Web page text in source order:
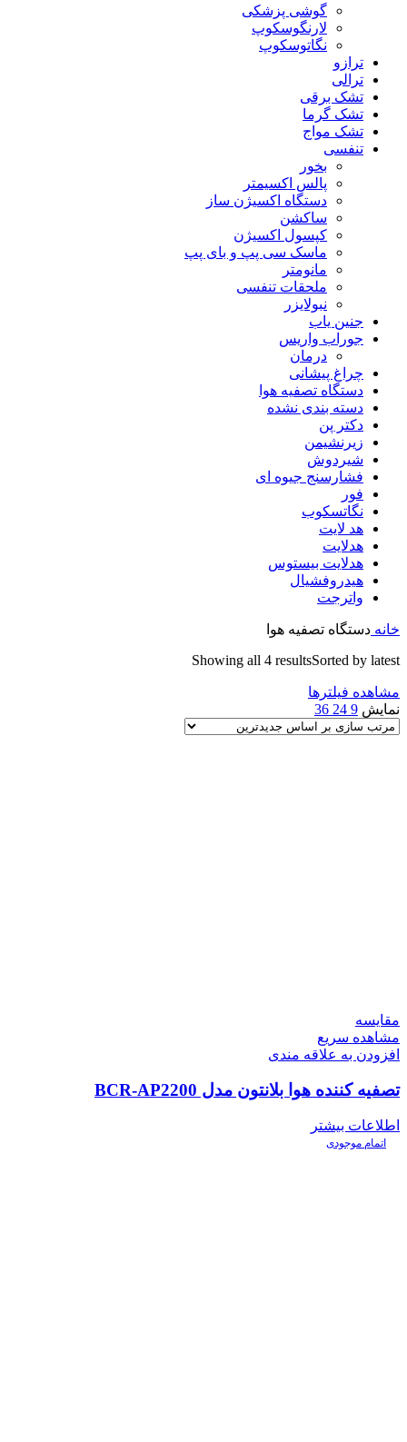
گوشی پزشکی
لارنگوسکوپ
نگاتوسکوپ
ترازو
ترالی
تشک برقی
تشک گرما
تشک مواج
تنفسی
بخور
پالس اکسیمتر
دستگاه اکسیژن ساز
ساکشن
کپسول اکسیژن
ماسک سی پپ و بای پپ
مانومتر
ملحقات تنفسی
نبولایزر
جنین یاب
جوراب واریس
درمان
چراغ پیشانی
دستگاه تصفیه هوا
دسته بندی نشده
دکتر پن
زیرنشیمن
شیردوش
فشارسنج جیوه ای
فور
نگاتسکوب
هد لایت
هدلایت
هدلایت بیستوس
هیدروفشیال
واترجت
خانه دستگاه تصفیه هوا
Showing all 4 resultsSorted by latest
مشاهده فیلترها
نمایش 9
24
36
مقایسه
مشاهده سریع
افزودن به علاقه مندی
تصفیه کننده هوا بلانتون مدل BCR-AP2200
اطلاعات بیشتر
اتمام موجودی